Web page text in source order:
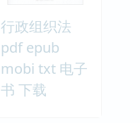
行政组织法
pdf epub
mobi txt 电子
书 下载